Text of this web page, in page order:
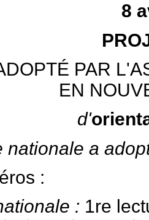
8
PAR
EN
d'
nationale a
:
: 1re